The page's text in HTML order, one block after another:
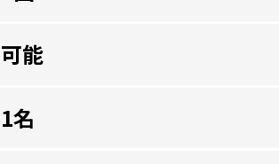
可能
1名